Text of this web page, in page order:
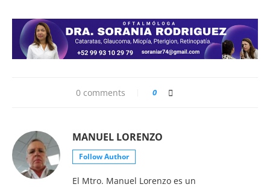
0 comments 0
MANUEL LORENZO
Follow Author
El Mtro. Manuel Lorenzo es un